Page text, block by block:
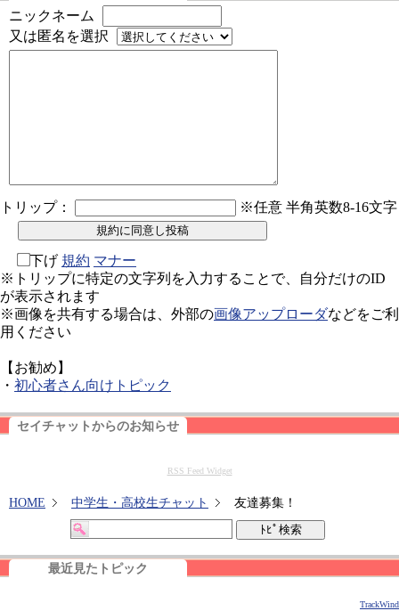
ニックネーム
又は匿名を選択
トリップ： ※任意 半角英数8-16文字
下げ 規約 マナー
※トリップに特定の文字列を入力することで、自分だけのID
が表示されます
※画像を共有する場合は、外部の画像アップローダなどをご利
用ください
【お勧め】
・ 初心者さん向けトピック
セイチャットからのお知らせ
RSS Feed Widget
HOME 中学生・高校生チャット 友達募集！
最近見たトピック
TrackWind